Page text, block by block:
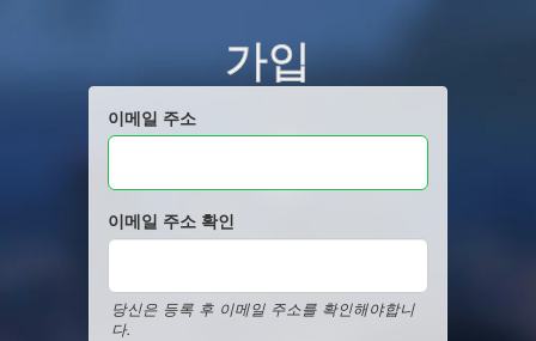
가입
이메일 주소
이메일 주소 확인
당신은 등록 후 이메일 주소를 확인해야합니
다.